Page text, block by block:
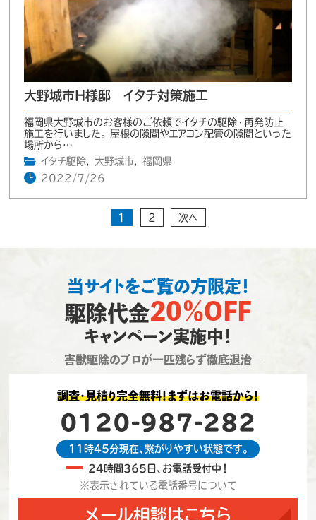
大野城市H様邸 イタチ対策施工
福岡県大野城市のお客様のご依頼でイタチの駆除・再発防止
施工を行いました。 屋根の隙間やエアコン配管の隙間といった
場所から…
イタチ駆除, 大野城市,
福岡県
2022/7/26
1 2 次へ
当サイトをご覧の方限定！
駆除代金20％OFF
キャンペーン実施中！
―害獣駆除のプロが一匹残らず徹底退治―
調査・見積り完全無料！まずはお電話から！
0120-987-282
11時45分現在、繋がりやすい状態です。
24時間365日、お電話受付中！
※表示されている電話番号について
メール相談はこちら